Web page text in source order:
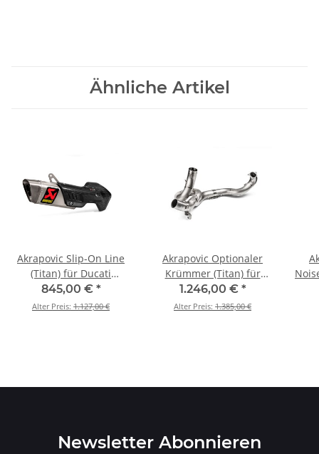
Ähnliche Artikel
Akrapovic Slip-On Line
(Titan) für Ducati
Multistrada 1200 - BJ.
2015 > 2017 (S-D12SO9-
845,00 € *
Alter Preis: 1.127,00 €
Akrapovic Optionaler
Krümmer (Titan) für
Ducati Multistrada 1200
- BJ. 2015 > 2017 (E-
1.246,00 € *
Alter Preis: 1.385,00 €
Newsletter Abonnieren